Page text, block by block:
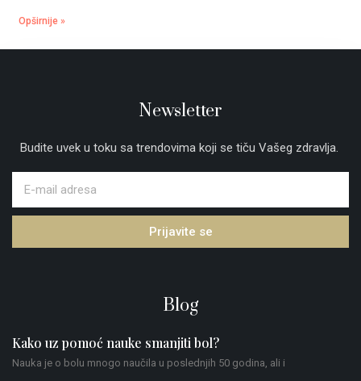
Opširnije »
Newsletter
Budite uvek u toku sa trendovima koji se tiču Vašeg zdravlja.
Prijavite se
Blog
Kako uz pomoć nauke smanjiti bol?
Nauka je o bolu mnogo naučila u poslednjih 50 godina, ali i